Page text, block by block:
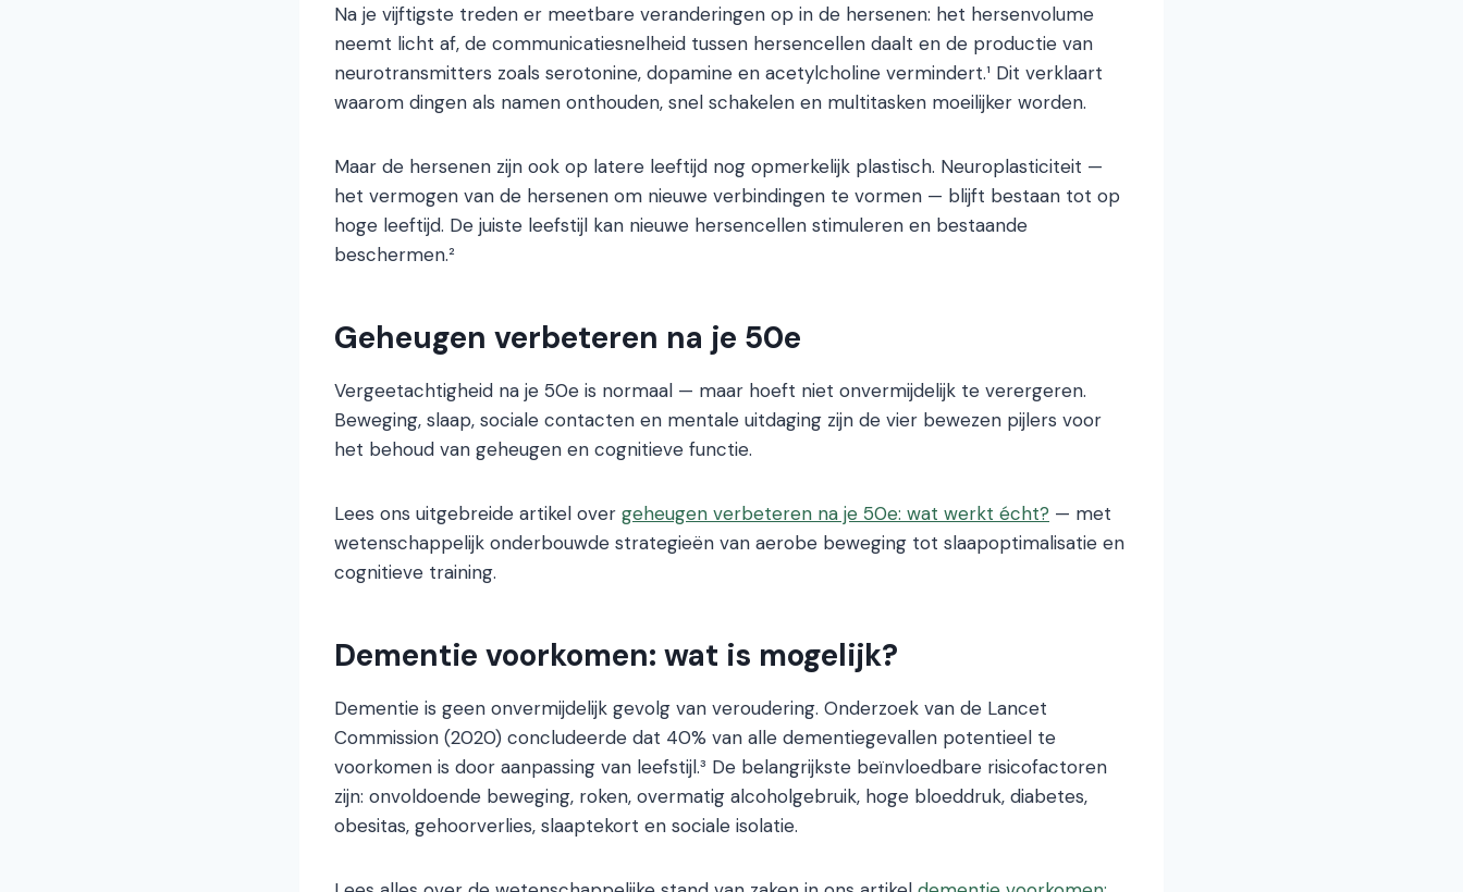
Na je vijftigste treden er meetbare veranderingen op in de hersenen: het hersenvolume
neemt licht af, de communicatiesnelheid tussen hersencellen daalt en de productie van
neurotransmitters zoals serotonine, dopamine en acetylcholine vermindert.¹ Dit verklaart
waarom dingen als namen onthouden, snel schakelen en multitasken moeilijker worden.
Maar de hersenen zijn ook op latere leeftijd nog opmerkelijk plastisch. Neuroplasticiteit —
het vermogen van de hersenen om nieuwe verbindingen te vormen — blijft bestaan tot op
hoge leeftijd. De juiste leefstijl kan nieuwe hersencellen stimuleren en bestaande
beschermen.²
Geheugen verbeteren na je 50e
Vergeetachtigheid na je 50e is normaal — maar hoeft niet onvermijdelijk te verergeren.
Beweging, slaap, sociale contacten en mentale uitdaging zijn de vier bewezen pijlers voor
het behoud van geheugen en cognitieve functie.
Lees ons uitgebreide artikel over geheugen verbeteren na je 50e: wat werkt écht? — met
wetenschappelijk onderbouwde strategieën van aerobe beweging tot slaapoptimalisatie en
cognitieve training.
Dementie voorkomen: wat is mogelijk?
Dementie is geen onvermijdelijk gevolg van veroudering. Onderzoek van de Lancet
Commission (2020) concludeerde dat 40% van alle dementiegevallen potentieel te
voorkomen is door aanpassing van leefstijl.³ De belangrijkste beïnvloedbare risicofactoren
zijn: onvoldoende beweging, roken, overmatig alcoholgebruik, hoge bloeddruk, diabetes,
obesitas, gehoorverlies, slaaptekort en sociale isolatie.